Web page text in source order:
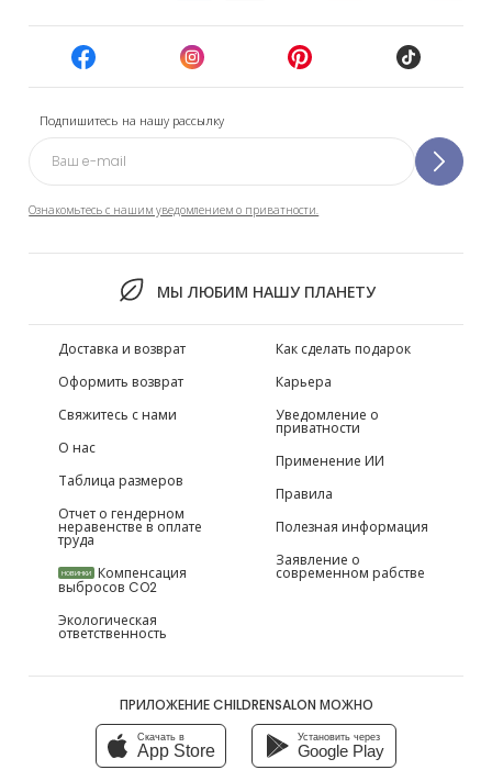
Подпишитесь на нашу рассылку
Ознакомьтесь с нашим уведомлением о приватности.
МЫ ЛЮБИМ НАШУ ПЛАНЕТУ
Доставка и возврат
Оформить возврат
Свяжитесь с нами
О нас
Таблица размеров
Отчет о гендерном
неравенстве в оплате
труда
НОВИНКИ Компенсация
выбросов CO2
Экологическая
ответственность
Как сделать подарок
Карьера
Уведомление о
приватности
Применение ИИ
Правила
Полезная информация
Заявление о
современном рабстве
ПРИЛОЖЕНИЕ CHILDRENSALON МОЖНО
Скачать в
App Store
Установить через
Google Play